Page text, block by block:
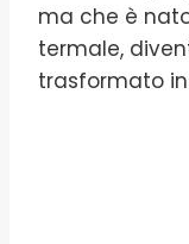
ma che è
termale,
trasformato